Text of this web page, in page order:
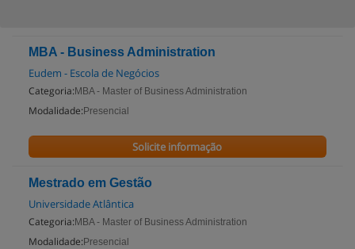
MBA - Business Administration
Eudem - Escola de Negócios
Categoria: MBA - Master of Business Administration
Modalidade: Presencial
Solicite informação
Mestrado em Gestão
Universidade Atlântica
Categoria: MBA - Master of Business Administration
Modalidade: Presencial